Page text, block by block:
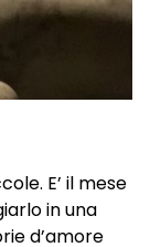
E’ il mese
in una
d’amore